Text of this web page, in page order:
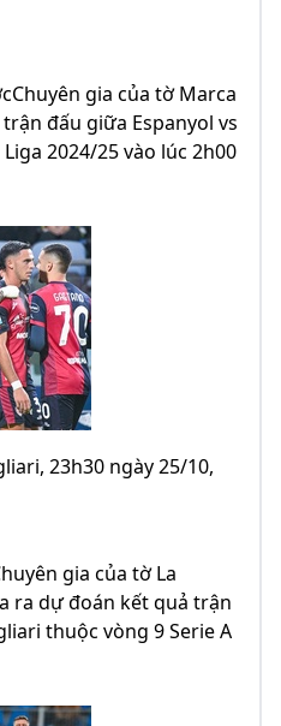
gia của tờ Marca
đấu giữa Espanyol vs
2024/25 vào lúc 2h00
23h30 ngày 25/10,
gia của tờ La
ra dự đoán kết quả trận
thuộc vòng 9 Serie A